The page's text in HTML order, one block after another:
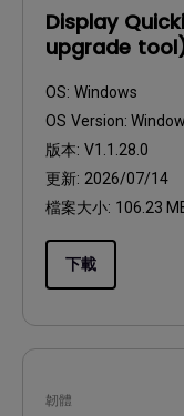
Display
upgrade
OS: Windows
OS Version:
版本: V1.1.28.0
更新: 2026/07/14
檔案大小: 106.23
下載
韌體